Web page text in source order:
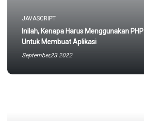
JAVASCRIPT
Inilah, Kenapa Harus Menggunakan PHP
Untuk Membuat Aplikasi
September,23 2022